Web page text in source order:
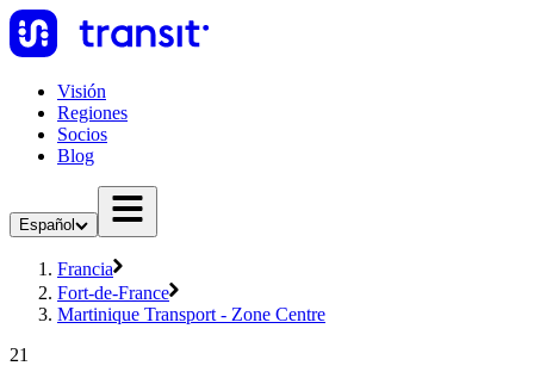
Visión
Regiones
Socios
Blog
Español
Francia
Fort-de-France
Martinique Transport - Zone Centre
21